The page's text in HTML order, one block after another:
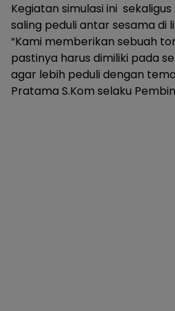
Kegiatan simulasi ini
saling peduli antar sesama di
“Kami memberikan sebuah
pastinya harus dimiliki pada
agar lebih peduli dengan
Pratama S.Kom selaku